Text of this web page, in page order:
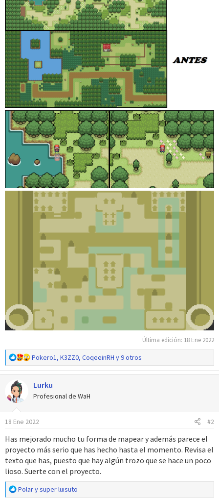
Última edición: 18 Ene 2022
R
e
a
c
c
o
n
s
:
Pokero1, K3ZZ0, CoqeeinRH y 9 otros
Lurku
Profesional de WaH
18 Ene 2022 #2
Has mejorado mucho tu forma de mapear y además parece el
proyecto más serio que has hecho hasta el momento. Revisa el
texto que has, puesto que hay algún trozo que se hace un poco
lioso. Suerte con el proyecto.
R
e
Polarysuper luisuto